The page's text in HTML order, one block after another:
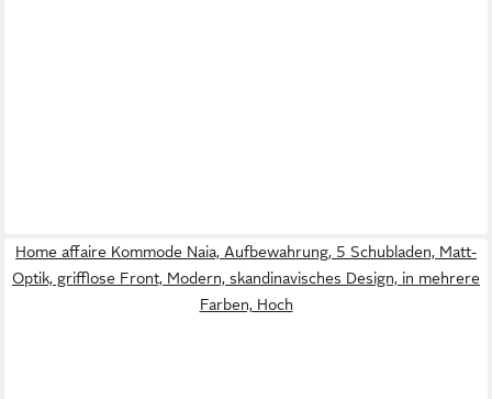
Home affaire Kommode Naia, Aufbewahrung, 5 Schubladen, Matt-
Optik, grifflose Front, Modern, skandinavisches Design, in mehrere
Farben, Hoch